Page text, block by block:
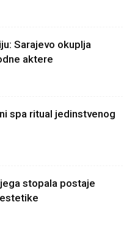
Sarajevo okuplja
aktere
spa ritual jedinstvenog
stopala postaje